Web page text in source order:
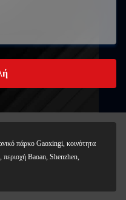
πάρκο Gaoxingi, κοινότητα
Baoan, Shenzhen,